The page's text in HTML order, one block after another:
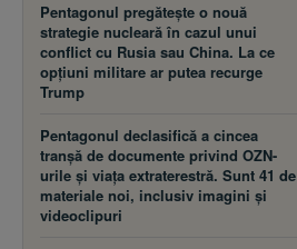
Pentagonul pregătește o nouă
strategie nucleară în cazul unui
conflict cu Rusia sau China. La ce
opțiuni militare ar putea recurge
Trump
Pentagonul declasifică a cincea
tranșă de documente privind OZN-
urile și viața extraterestră. Sunt 41 de
materiale noi, inclusiv imagini și
videoclipuri